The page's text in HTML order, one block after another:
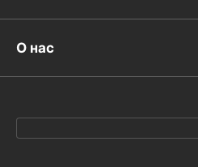
О нас